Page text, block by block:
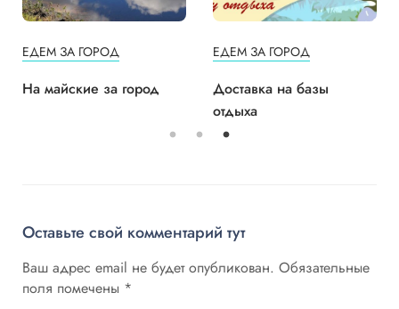
ЕДЕМ ЗА ГОРОД
На майские за город
ЕДЕМ ЗА ГОРОД
Доставка на базы
отдыха
Оставьте свой комментарий тут
Ваш адрес email не будет опубликован. Обязательные
поля помечены *